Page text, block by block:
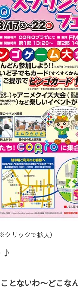
※クリックで拡大）
♪
とないわ〜どこな